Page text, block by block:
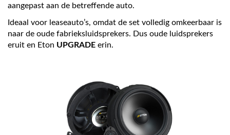
aangepast aan de betreffende auto.
Ideaal voor leaseauto’s, omdat de set volledig omkeerbaar is
naar de oude fabrieksluidsprekers. Dus oude luidsprekers
eruit en Eton UPGRADE erin.